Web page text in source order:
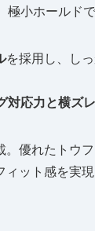
小ホールド
を採用し、し
対応力と横ズ
。優れたトウ
ィット感を実